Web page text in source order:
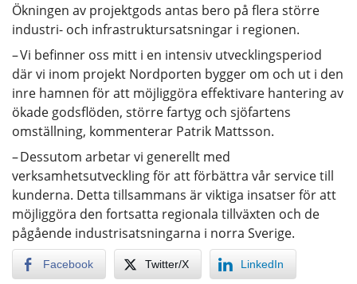
Ökningen av projektgods antas bero på flera större
industri- och infrastruktursatsningar i regionen.
– Vi befinner oss mitt i en intensiv utvecklingsperiod
där vi inom projekt Nordporten bygger om och ut i den
inre hamnen för att möjliggöra effektivare hantering av
ökade godsflöden, större fartyg och sjöfartens
omställning, kommenterar Patrik Mattsson.
– Dessutom arbetar vi generellt med
verksamhetsutveckling för att förbättra vår service till
kunderna. Detta tillsammans är viktiga insatser för att
möjliggöra den fortsatta regionala tillväxten och de
pågående industrisatsningarna i norra Sverige.
Facebook Twitter/X LinkedIn